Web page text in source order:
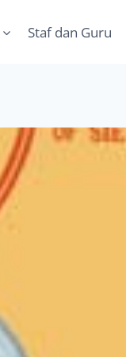
Staf dan Guru